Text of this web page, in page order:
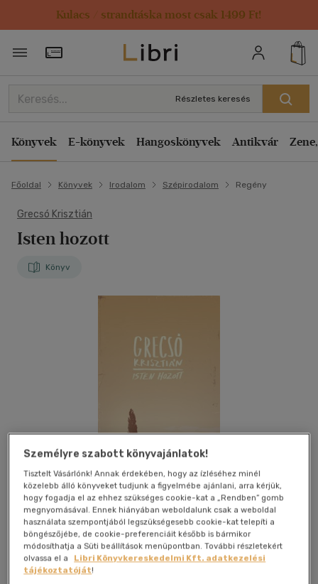
Kulacs / strandtáska most csak 1499 Ft!
Törzsvásárlói Kártya adatai
Részletes keresés
Könyvek E-könyvek Hangoskönyvek Antikvár
Főoldal Könyvek Irodalom Szépirodalom Regény
Grecsó Krisztián
Isten hozott
Könyv
Kívánságlistához adom
Személyre szabott könyvajánlatok!
Tisztelt Vásárlónk! Annak érdekében, hogy az ízléséhez minél
közelebb álló könyveket tudjunk a figyelmébe ajánlani, arra kérjük,
hogy fogadja el az ehhez szükséges cookie-kat a „Rendben” gomb
megnyomásával. Ennek hiányában weboldalunk csak a weboldal
használata szempontjából legszükségesebb cookie-kat telepíti a
böngészőjébe, de cookie-preferenciáit később is bármikor
módosíthatja a Süti beállítások menüpontban. További részletekért
olvassa el a
Libri Könyvkereskedelmi Kft. adatkezelési
tájékoztatóját!